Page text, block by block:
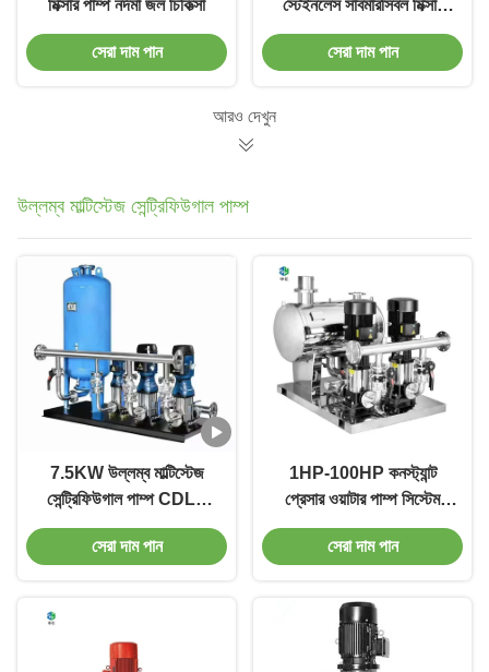
মিক্সার পাম্প নর্দমা জল চিকিত্সা
সেরা দাম পান
স্টেইনলেস সাবমারসিবল মিক্সার
পাম্প
সেরা দাম পান
আরও দেখুন
উল্লম্ব মাল্টিস্টেজ সেন্ট্রিফিউগাল পাম্প
7.5KW উল্লম্ব মাল্টিস্টেজ
সেন্ট্রিফিউগাল পাম্প CDLF
কনস্ট্যান্ট প্রেসার পাম্প সিস্টেম
সেরা দাম পান
1HP-100HP কনস্ট্যান্ট
প্রেসার ওয়াটার পাম্প সিস্টেম
220V 415V 380V
সেরা দাম পান